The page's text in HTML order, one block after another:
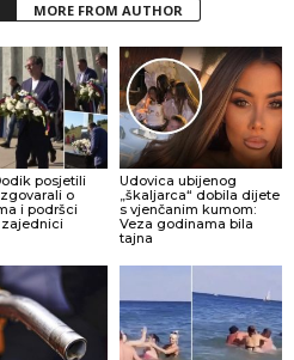
MORE FROM AUTHOR
posjetili
o
i podršci
Udovica ubijenog
„škaljarca“ dobila dijete
s vjenčanim kumom:
Veza godinama bila
tajna